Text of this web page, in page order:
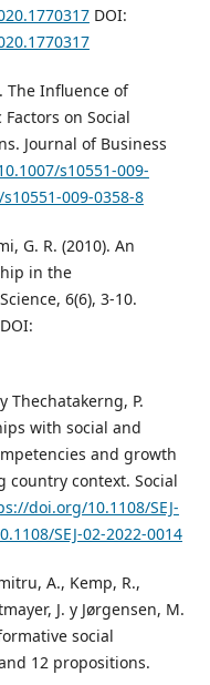
DOI:
The Influence of
on Social
Journal of Business
s10551-009-
009-0358-8
G. R. (2010). An
in the
6(6), 3-10.
Thechatakerng, P.
with social and
and growth
country context. Social
doi.org/10.1108/SEJ-
SEJ-02-2022-0014
A., Kemp, R.,
J. y Jørgensen, M.
social
12 propositions.